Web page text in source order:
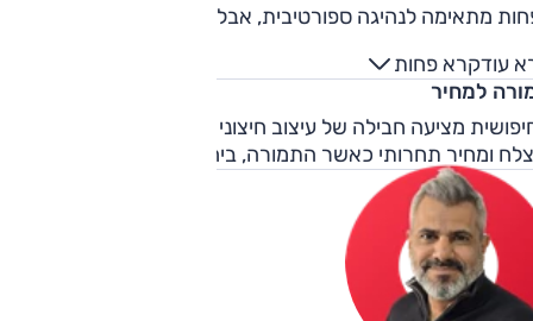
מתאימה לנהיגה ספורטיבית, אבל היא בסדר בסה"כ גם
עודקרא פחות
למחיר
מציעה חבילה של עיצוב חיצוני אייקוני, אבזור מכובד,
ומחיר תחרותי כאשר התמורה, ביחס לקטגוריה, טובה